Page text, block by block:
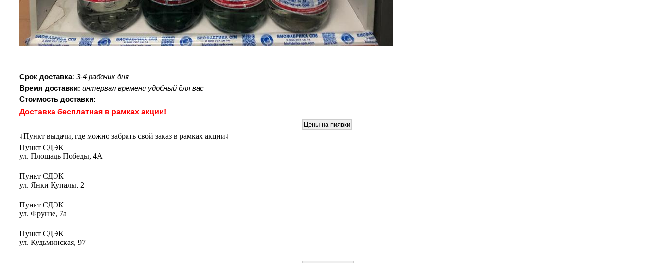
Срок доставка: 3-4 рабочих дня
Время доставки: интервал времени удобный для вас
Стоимость доставки:
Доставка бесплатная в рамках акции!
↓Пункт выдачи, где можно забрать свой заказ в рамках акции↓
Пункт СДЭК
ул. Площадь Победы, 4А
Пункт СДЭК
ул. Янки Купалы, 2
Пункт СДЭК
ул. Фрунзе, 7а
Пункт СДЭК
ул. Кудьминская, 97